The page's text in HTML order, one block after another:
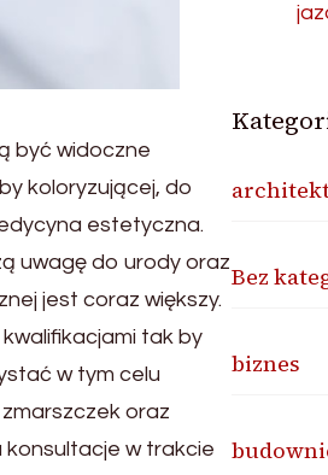
być widoczne
koloryzującej, do
estetyczna.
uwagę do urody oraz
jest coraz większy.
tak by
w tym celu
zmarszczek oraz
konsultacje w trakcie
Bez
biznes